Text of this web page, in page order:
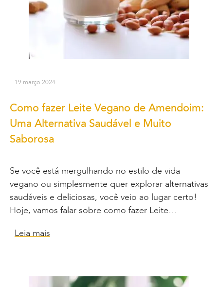
19 março 2024
Como fazer Leite Vegano de Amendoim:
Uma Alternativa Saudável e Muito
Saborosa
Se você está mergulhando no estilo de vida
vegano ou simplesmente quer explorar alternativas
saudáveis e deliciosas, você veio ao lugar certo!
Hoje, vamos falar sobre como fazer Leite…
Leia mais